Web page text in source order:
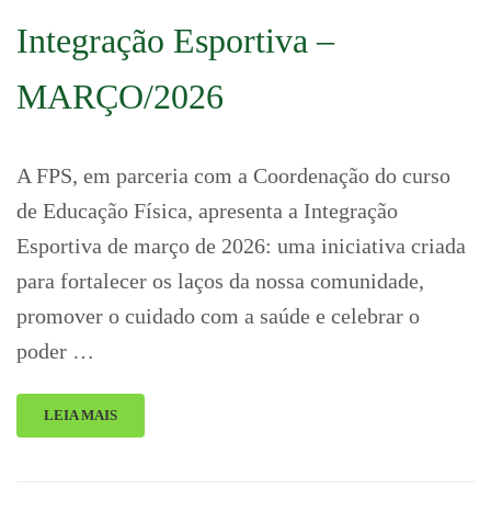
Integração Esportiva –
MARÇO/2026
A FPS, em parceria com a Coordenação do curso
de Educação Física, apresenta a Integração
Esportiva de março de 2026: uma iniciativa criada
para fortalecer os laços da nossa comunidade,
promover o cuidado com a saúde e celebrar o
poder …
LEIA MAIS